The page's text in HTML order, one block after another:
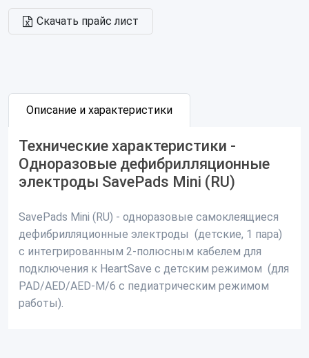
Скачать прайс лист
Описание и характеристики
Технические характеристики -
Одноразовые дефибрилляционные
электроды SavePads Mini (RU)
SavePads Mini (RU) - одноразовые самоклеящиеся
дефибрилляционные электроды (детские, 1 пара)
с интегрированным 2-полюсным кабелем для
подключения к HeartSave c детским режимом (для
PAD/AED/AED-M/6 c педиатрическим режимом
работы).